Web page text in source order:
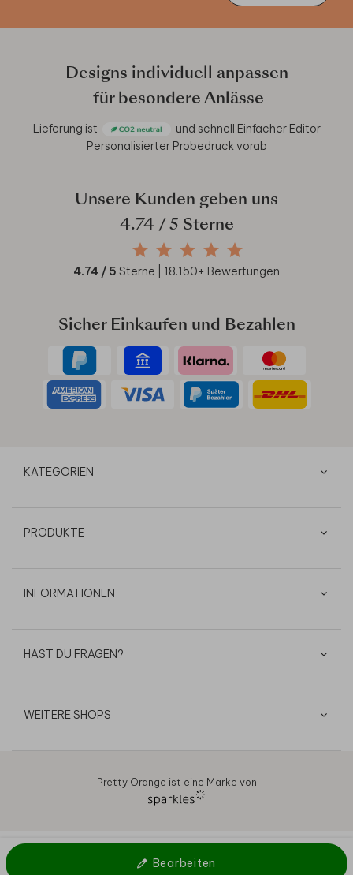
Bearbeiten
Designs individuell anpassen
für besondere Anlässe
Lieferung ist und schnell Einfacher Editor
Personalisierter Probedruck vorab
Unsere Kunden geben uns
4.74/ 5 Sterne
4.74 / 5 Sterne | 18.150+ Bewertungen
Sicher Einkaufen und Bezahlen
KATEGORIEN
PRODUKTE
INFORMATIONEN
HAST DU FRAGEN?
WEITERE SHOPS
Pretty Orange ist eine Marke von
AGB Datenschutz Cookies Impressum © 2026